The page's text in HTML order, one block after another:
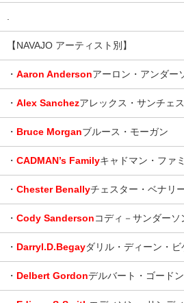
.
【NAVAJO アーティスト別】
・ Aaron Andersonアーロン・アンダー
・ Alex Sanchezアレックス・サンチェス
・ Bruce Morganブルース・モーガン
・ CADMAN’s Familyキャドマン・ファ
・ Chester Benallyチェスター・ベナリ
・ Cody Sandersonコディ－サンダーソ
・ Darryl.D.Begayダリル・ディーン・ビ
・ Delbert Gordonデルバート・ゴードン